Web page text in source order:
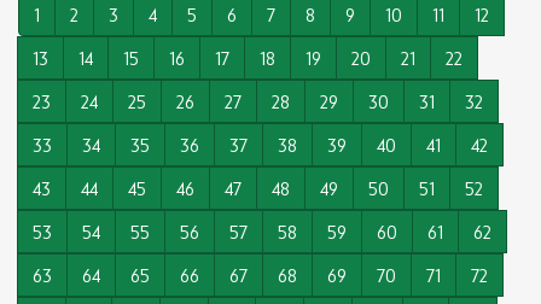
1 2 3 4 5 6 7 8 9 10 11
12
13
14 15 16 17 18 19 20 21
22
23
24 25 26 27 28 29 30 31
32
33
34 35 36 37 38 39 40 41
42
43
44 45 46 47 48 49 50 51
52
53
54 55 56 57 58 59 60 61
62
63
64 65 66 67 68 69 70 71
72